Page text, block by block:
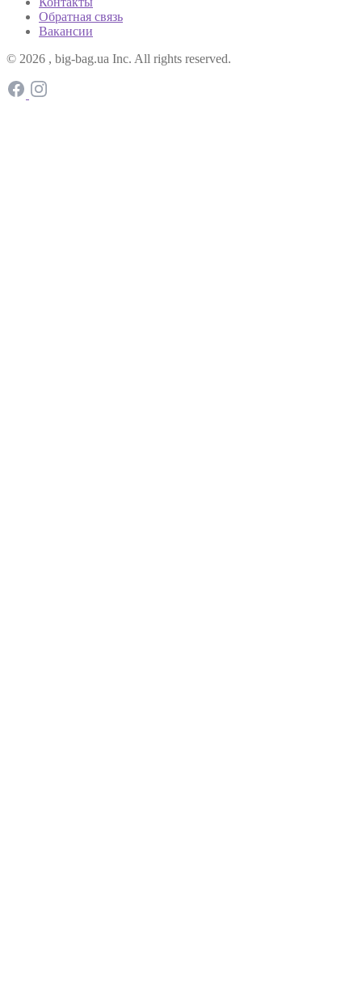
Обратная связь
Вакансии
© 2026 , big-bag.ua Inc. All rights reserved.